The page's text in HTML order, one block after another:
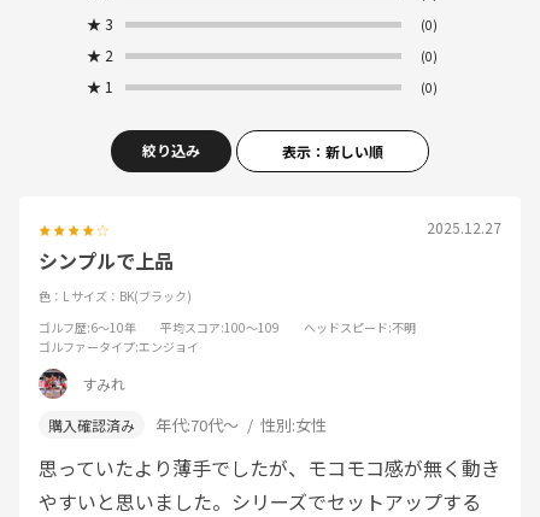
★ 3 (0)
★ 2 (0)
★ 1 (0)
絞り込み 表示：新しい順
2025.12.27
シンプルで上品
色：L サイズ：BK(ブラック)
ゴルフ歴:6～10年 平均スコア:100～109 ヘッドスピード:不明
ゴルファータイプ:エンジョイ
すみれ
年代:70代～ 性別:女性
思っていたより薄手でしたが、モコモコ感が無く動き
やすいと思いました。シリーズでセットアップする